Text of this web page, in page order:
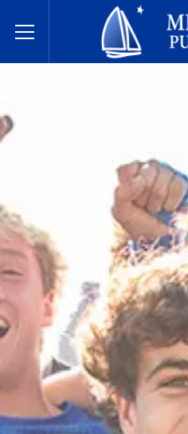
Toggle Menu
明尼通卡公立学校